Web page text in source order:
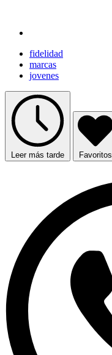
fidelidad
marcas
jovenes
Leer más tarde Favoritos